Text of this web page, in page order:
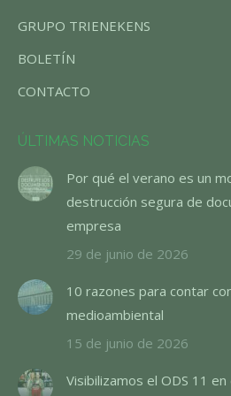
GRUPO TRIENEKENS
BOLETÍN
CONTACTO
ÚLTIMAS NOTICIAS
Por qué el verano es un
destrucción segura de
empresa
29 de junio de 2026
10 razones para contar
medioambiental
15 de junio de 2026
Visibilizamos el ODS 11